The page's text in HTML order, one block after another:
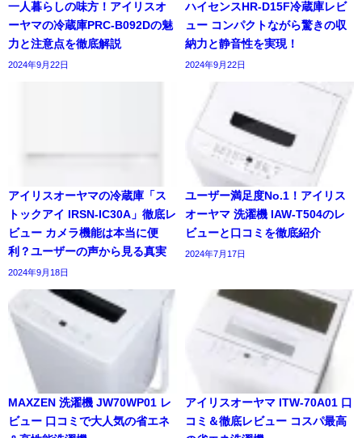
一人暮らしの味方！アイリスオ
ーヤマの冷蔵庫PRC-B092Dの魅
力と注意点を徹底解説
2024年9月22日
ハイセンスHR-D15F冷蔵庫レビ
ュー コンパクトながら驚きの収
納力と静音性を実現！
2024年9月22日
アイリスオーヤマの冷蔵庫「ス
トックアイ IRSN-IC30A」徹底レ
ビュー カメラ機能は本当に便
利？ユーザーの声から見る真実
2024年9月18日
ユーザー満足度No.1！アイリス
オーヤマ 洗濯機 IAW-T504のレ
ビューと口コミを徹底紹介
2024年7月17日
MAXZEN 洗濯機 JW70WP01 レ
ビュー 口コミで大人気の省エネ
アイリスオーヤマ ITW-70A01 口
コミ＆徹底レビュー コスパ最高